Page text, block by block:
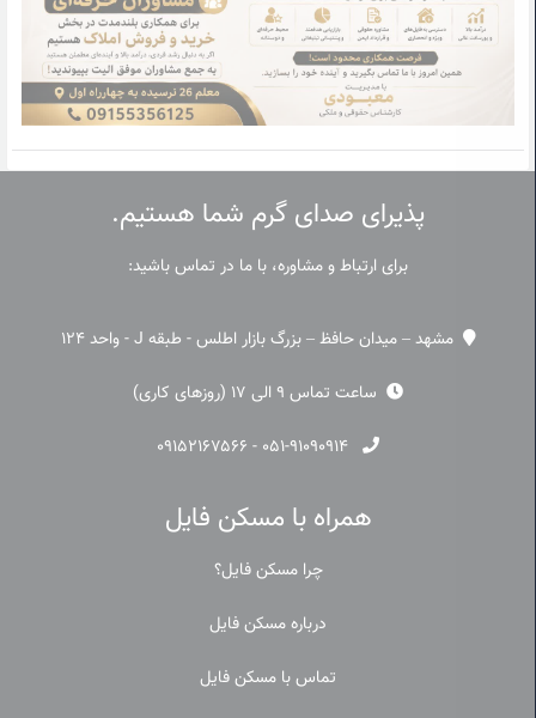
پذیرای صدای گرم شما هستیم.
برای ارتباط و مشاوره، با ما در تماس باشید:
مشهد – میدان حافظ – بزرگ بازار اطلس - طبقه J - واحد 124
ساعت تماس 9 الی 17 (روزهای کاری)
۰۵۱-۹۱۰۹۰۹۱۴ - ۰۹۱۵۲۱۶۷۵۶۶
همراه با مسکن فایل
چرا مسکن فایل؟
درباره مسکن فایل
تماس با مسکن فایل